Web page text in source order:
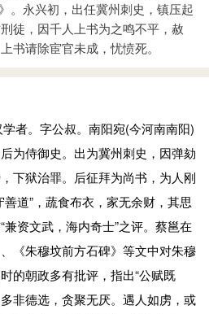
。永兴初，出任冀州刺史，镇压起
徒，因千人上书为之鸣不平，赦
书请除宦官未成，忧愤死。
者。字公叔。南阳宛(今河南南阳)
为侍御史。出为冀州刺史，因弹劾
下狱治罪。后征拜为尚书，为人刚
道”，蔬食布衣，家无余财，其思
资文武，海内奇士”之评。蔡邕在
《朱穆坟前方石碑》等文中对朱穆
的朝政多有批评，指出“公赋既
非德选，贪聚无厌。遇人如虏，或